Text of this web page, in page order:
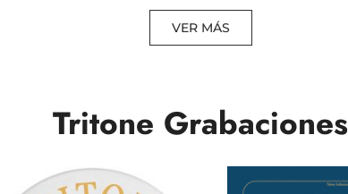
VER MÁS
Tritone Grabaciones